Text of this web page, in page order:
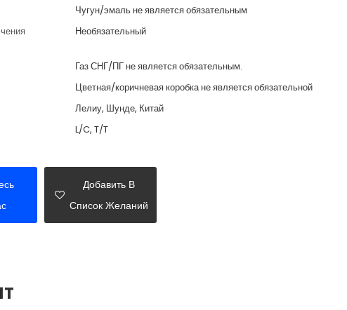
Чугун/эмаль не является обязательным
Необязательный
Газ СНГ/ПГ не является обязательным.
Цветная/коричневая коробка не является обязательной
Лелиу, Шунде, Китай
L/C, T/T
Добавить В
Список Желаний